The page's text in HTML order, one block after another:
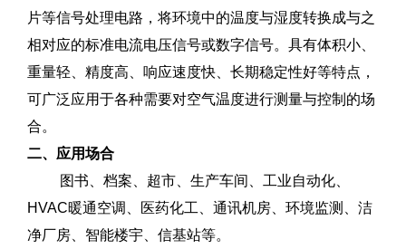
片等信号处理电路，将环境中的温度与湿度转换成与之
相对应的标准电流电压信号或数字信号。具有体积小、
重量轻、精度高、响应速度快、长期稳定性好等特点，
可广泛应用于各种需要对空气温度进行测量与控制的场
合。
二、应用场合
图书、档案、超市、生产车间、工业自动化、
HVAC暖通空调、医药化工、通讯机房、环境监测、洁
净厂房、智能楼宇、信基站等。